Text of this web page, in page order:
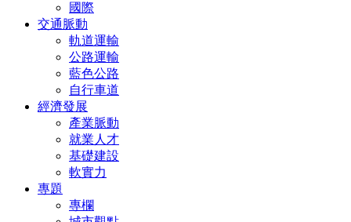
國際
交通脈動
軌道運輸
公路運輸
藍色公路
自行車道
經濟發展
產業脈動
就業人才
基礎建設
軟實力
專題
專欄